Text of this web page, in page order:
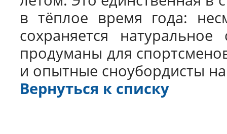
в тёплое время года:
сохраняется
продуманы для
и опытные сноубордисты
Вернуться к списку